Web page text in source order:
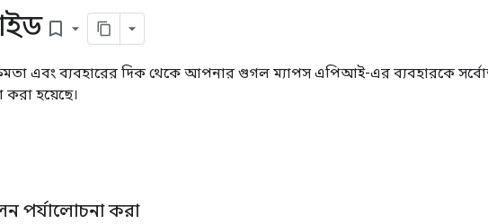
bookmark_border
এবং ব্যবহারের দিক থেকে আপনার গুগল ম্যাপস এপিআই-এর ব্যবহারকে
করা হয়েছে।
পর্যালোচনা করা